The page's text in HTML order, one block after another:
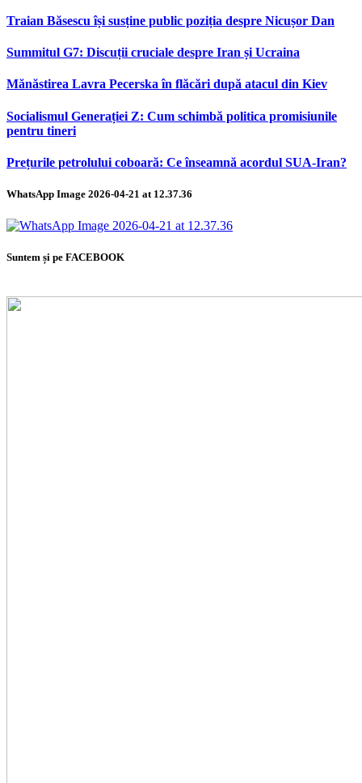
Traian Băsescu își susține public poziția despre Nicușor Dan
Summitul G7: Discuții cruciale despre Iran și Ucraina
Mănăstirea Lavra Pecerska în flăcări după atacul din Kiev
Socialismul Generației Z: Cum schimbă politica promisiunile
pentru tineri
Prețurile petrolului coboară: Ce înseamnă acordul SUA-Iran?
WhatsApp Image 2026-04-21 at 12.37.36
Suntem și pe FACEBOOK